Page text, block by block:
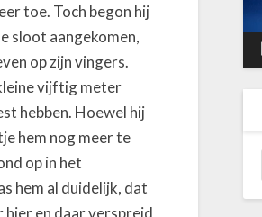
toe. Toch begon hij
sloot aangekomen,
op zijn vingers.
vijftig meter
hebben. Hoewel hij
hem nog meer te
op in het
hem al duidelijk, dat
hier en daar verspreid